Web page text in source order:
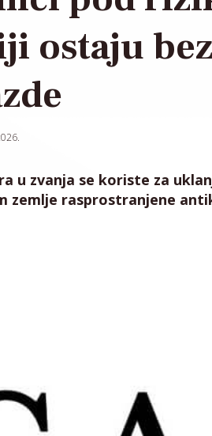
ostaju
u zvanja se koriste za
zemlje rasprostranjene